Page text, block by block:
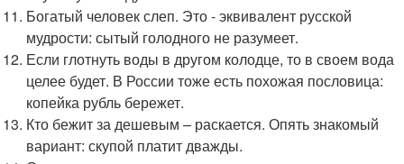
Богатый человек слеп. Это - эквивалент русской
мудрости: сытый голодного не разумеет.
Если глотнуть воды в другом колодце, то в своем вода
целее будет. В России тоже есть похожая пословица:
копейка рубль бережет.
Кто бежит за дешевым – раскается. Опять знакомый
вариант: скупой платит дважды.